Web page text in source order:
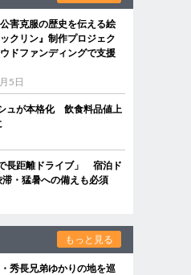
害克服の歴史を伝える絵
クリン』制作プロジェク
ドファンディングで支援
5日
ュが本格化 飲食料品値上
長距離ドライブ」 宿泊ド
・猛暑への備えも必須
もっと見る
秀長兄弟ゆかりの地を巡